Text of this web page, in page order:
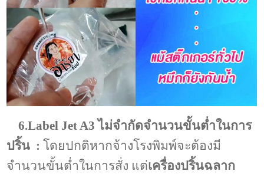
6.Label Jet A3 ไม่จำกัดจำนวนขั้นต่ำในการ
ปริ้น : โดยปกติหากจ้างโรงพิมพ์จะต้องมี
จำนวนขั้นต่ำในการสั่ง แต่เครื่องปริ้นฉลาก